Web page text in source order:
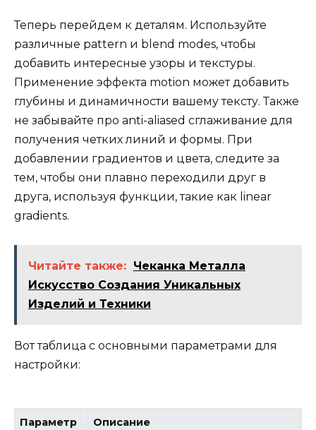
Теперь перейдем к деталям. Используйте
различные pattern и blend modes, чтобы
добавить интересные узоры и текстуры.
Применение эффекта motion может добавить
глубины и динамичности вашему тексту. Также
не забывайте про anti-aliased сглаживание для
получения четких линий и формы. При
добавлении градиентов и цвета, следите за
тем, чтобы они плавно переходили друг в
друга, используя функции, такие как linear
gradients.
Читайте также: Чеканка Металла
Искусство Создания Уникальных
Изделий и Техники
Вот таблица с основными параметрами для
настройки:
Параметр Описание